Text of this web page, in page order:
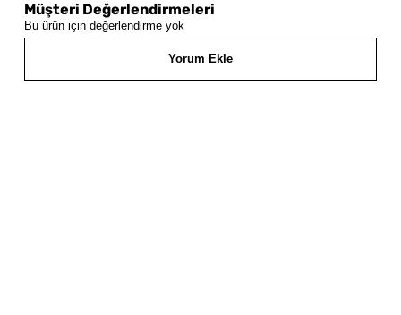
Müşteri Değerlendirmeleri
Bu ürün için değerlendirme yok
Yorum Ekle